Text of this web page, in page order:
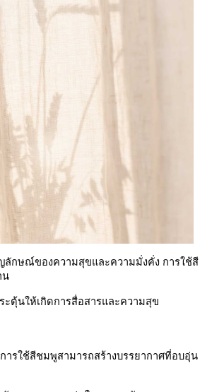
ลักษณ์ของความสุขและความมั่งคั่ง การใช้สี
น
ะตุ้นให้เกิดการสื่อสารและความสุข
รใช้สีชมพูสามารถสร้างบรรยากาศที่อบอุ่น